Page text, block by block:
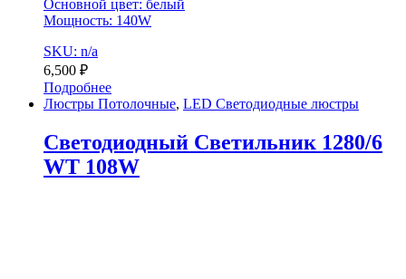
Основной цвет: белый
Мощность: 140W
SKU: n/a
6,500 ₽
Подробнее
Люстры Потолочные, LED Светодиодные люстры
Светодиодный Светильник 1280/6
WT 108W